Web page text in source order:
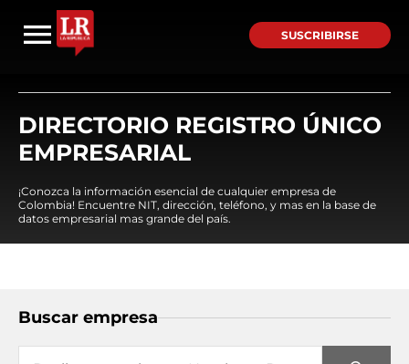
SUSCRIBIRSE
DIRECTORIO REGISTRO ÚNICO
EMPRESARIAL
¡Conozca la información esencial de cualquier empresa de
Colombia! Encuentre NIT, dirección, teléfono, y mas en la base de
datos empresarial mas grande del país.
Buscar empresa